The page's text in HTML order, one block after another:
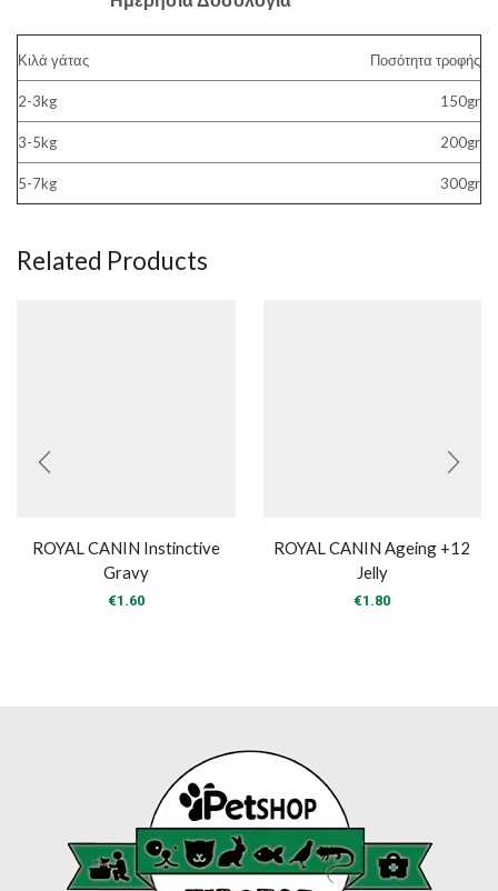
Κιλά γάτας Ποσότητα τροφής
2-3kg 150gr
3-5kg 200gr
5-7kg 300gr
Related Products
ROYAL CANIN Instinctive
Gravy
€1.60
ROYAL CANIN Ageing +12
Jelly
€1.80